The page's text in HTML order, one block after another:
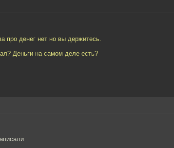
про денег нет но вы держитесь.
Деньги на самом деле есть?